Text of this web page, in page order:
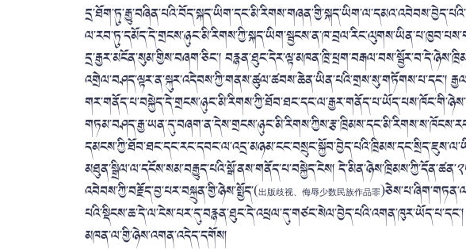
དྲ་རྒྱར་མངོན་སུམ་གྱིས་བཞག་ཅིང་།
འགྲེལ་བཤད་ལྟར་ན་སྐུར་འདེབས་ཀྱི་གནས་ཚུལ་ཚབས་ཆེན་ཡིན་པའི་གྲས་སུ་གཏོགས་པ་དང་།
མཐུན་སྒྲིལ་ལ་དངོས་སམ་བརྒྱུད་པའི་སྒོ་ནས་གནོད་པ་བསྐྱེད་ངེས།
འབེབས་ཀྱི་བརྗོད་བྱ་པར་བསྐྲུན་གྱི་ཉེས་སྤྱོད་(出版歧视、侮辱少数民族作品罪
མཁན་ལ་གྱི་ཉེས་འགན་འདེད་དགོས།